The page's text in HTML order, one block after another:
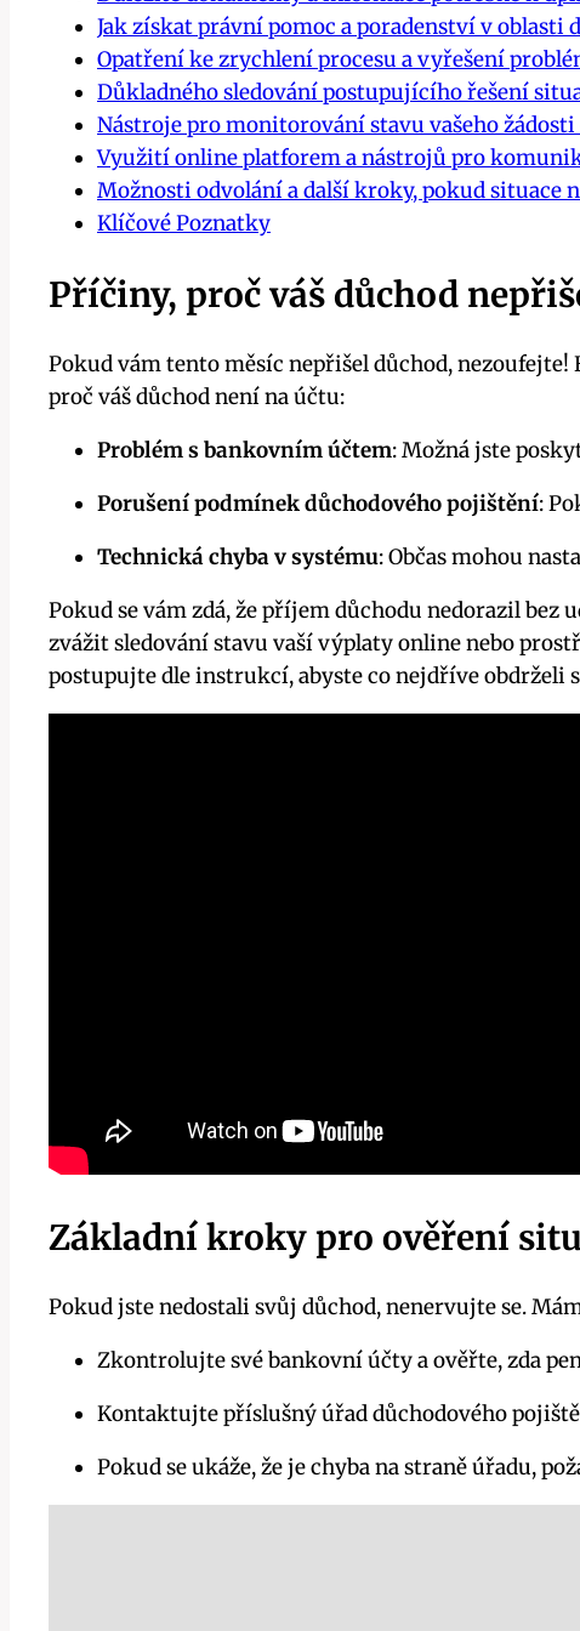
Jak získat právní pomoc a poradenství v oblasti
Opatření ke zrychlení procesu a vyřešení
Důkladného sledování postupujícího řešení
Nástroje pro monitorování stavu vašeho žádosti
Využití online platforem a nástrojů pro
Možnosti odvolání a další kroky, pokud situace
Klíčové Poznatky
Příčiny, proč váš důchod
Pokud vám tento měsíc nepřišel důchod,
proč váš důchod není na účtu:
Problém s bankovním účtem: Možná jste
Porušení podmínek důchodového pojištění:
Technická chyba v systému: Občas mohou
Pokud se vám zdá, že příjem důchodu nedorazil
zvážit sledování stavu vaší výplaty online nebo
postupujte dle instrukcí, abyste co nejdříve obdrželi
Základní kroky pro ověření
Pokud jste nedostali svůj důchod, nenervujte se.
Zkontrolujte své bankovní účty a ověřte, zda
Kontaktujte příslušný úřad důchodového
Pokud se ukáže, že je chyba na straně úřadu,